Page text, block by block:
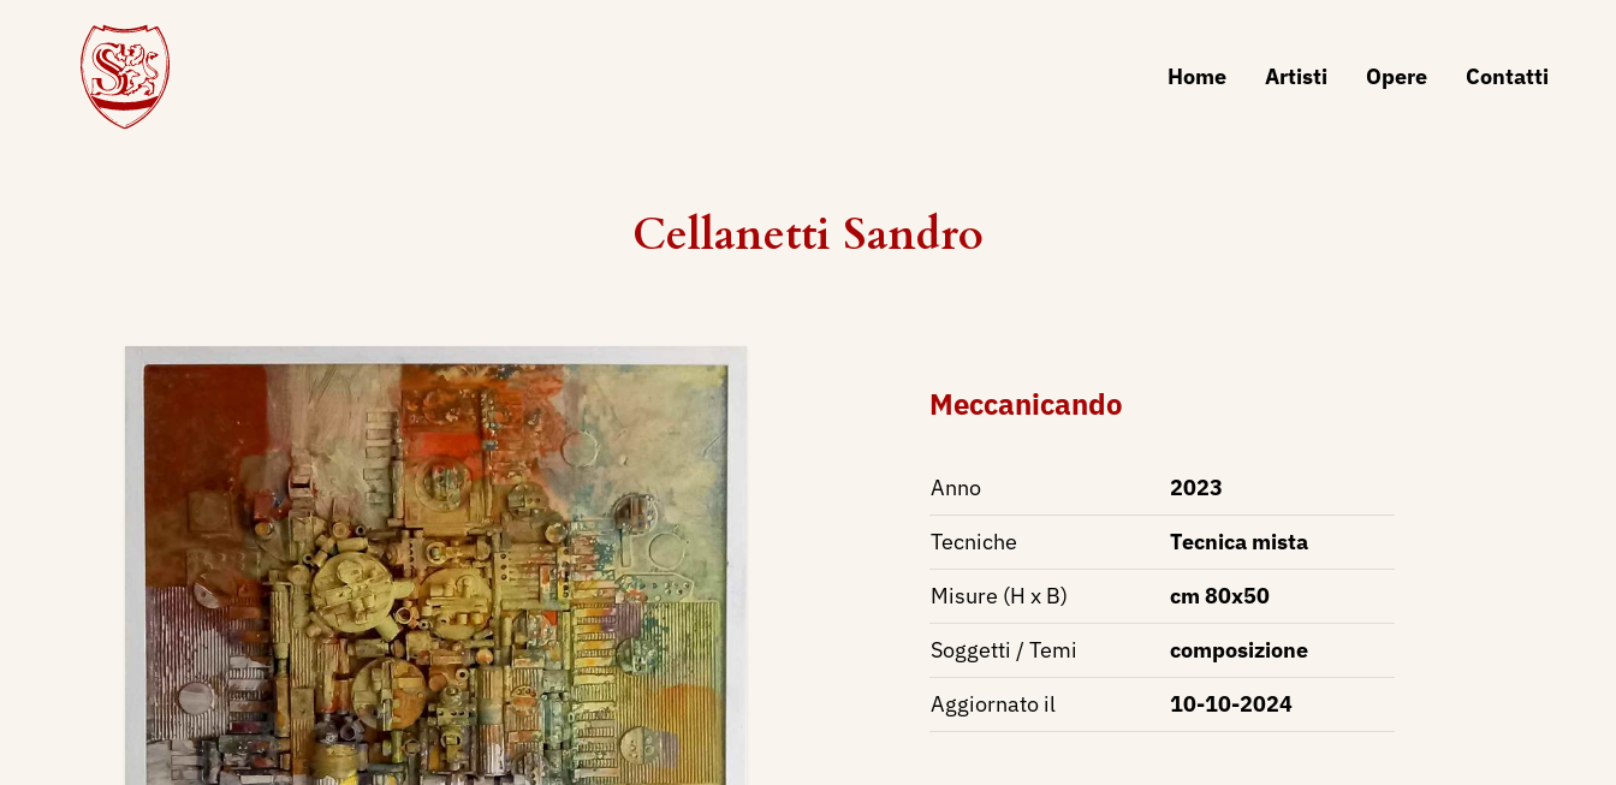
Home Artisti Opere Contatti
Cellanetti Sandro
Meccanicando
Anno
2023
Tecniche
Tecnica mista
Misure (H x B)
cm 80x50
Soggetti / Temi
composizione
Aggiornato il
10-10-2024